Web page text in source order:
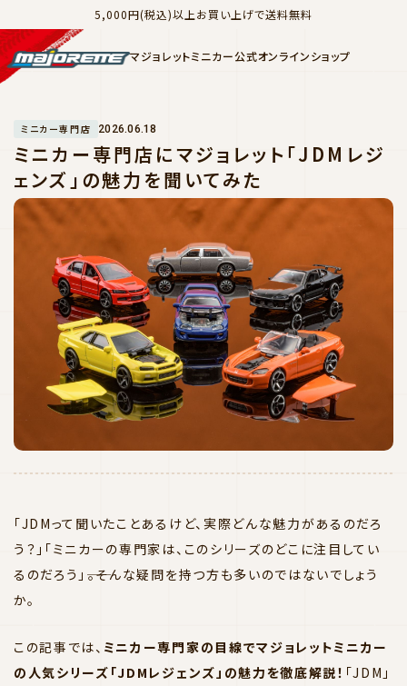
5,000円(税込)以上お買い上げで送料無料
マジョレットミニカー公式オンラインショップ
ミニカー専門店 2026.06.18
ミニカー専門店にマジョレット「JDMレジ
ェンズ」の魅力を聞いてみた
「JDMって聞いたことあるけど、実際どんな魅力があるのだろ
う？」「ミニカーの専門家は、このシリーズのどこに注目してい
るのだろう」――。そんな疑問を持つ方も多いのではないでしょう
か。
この記事では、 ミニカー専門家の目線でマジョレットミニカー
の人気シリーズ「JDMレジェンズ」の魅力を徹底解説！ 「JDM」